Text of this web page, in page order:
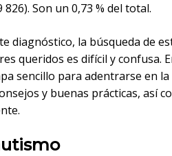
Son un 0,73 % del total.
diagnóstico, la búsqueda de
queridos es difícil y confusa.
sencillo para adentrarse en
y buenas prácticas, así